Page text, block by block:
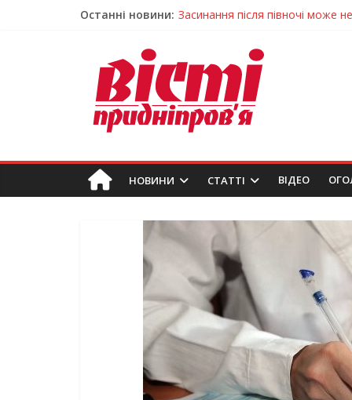
Останні новини: У Тернівці працюють над
У Самарі провели незвичайний
Світлові рішення майстрів із
Засинання після півночі може
НОВИНИ СТАТТІ ВIДЕО